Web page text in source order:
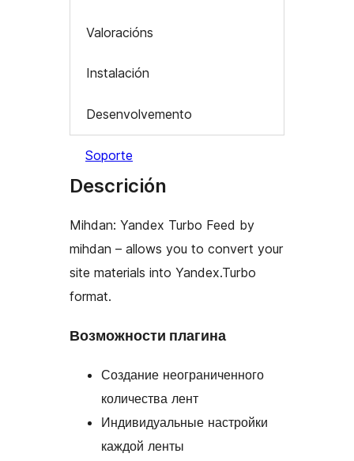
Valoracións
Instalación
Desenvolvemento
Soporte
Descrición
Mihdan: Yandex Turbo Feed by
mihdan – allows you to convert your
site materials into Yandex.Turbo
format.
Возможности плагина
Создание неограниченного
количества лент
Индивидуальные настройки
каждой ленты